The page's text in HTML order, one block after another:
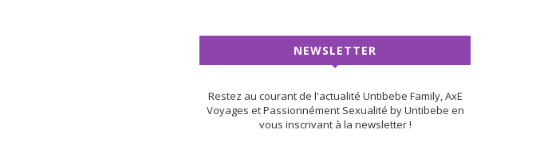
NEWSLETTER
Restez au courant de l'actualité Untibebe Family, AxE
Voyages et Passionnément Sexualité by Untibebe en
vous inscrivant à la newsletter !